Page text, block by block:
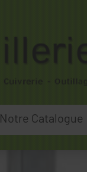
Notre Catalogue